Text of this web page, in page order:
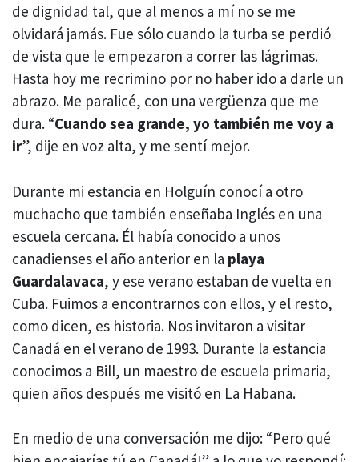
de dignidad tal, que al menos a mí no se me
olvidará jamás. Fue sólo cuando la turba se perdió
de vista que le empezaron a correr las lágrimas.
Hasta hoy me recrimino por no haber ido a darle un
abrazo. Me paralicé, con una vergüenza que me
dura. “Cuando sea grande, yo también me voy a
ir”, dije en voz alta, y me sentí mejor.
Durante mi estancia en Holguín conocí a otro
muchacho que también enseñaba Inglés en una
escuela cercana. Él había conocido a unos
canadienses el año anterior en la playa
Guardalavaca, y ese verano estaban de vuelta en
Cuba. Fuimos a encontrarnos con ellos, y el resto,
como dicen, es historia. Nos invitaron a visitar
Canadá en el verano de 1993. Durante la estancia
conocimos a Bill, un maestro de escuela primaria,
quien años después me visitó en La Habana.
En medio de una conversación me dijo: “Pero qué